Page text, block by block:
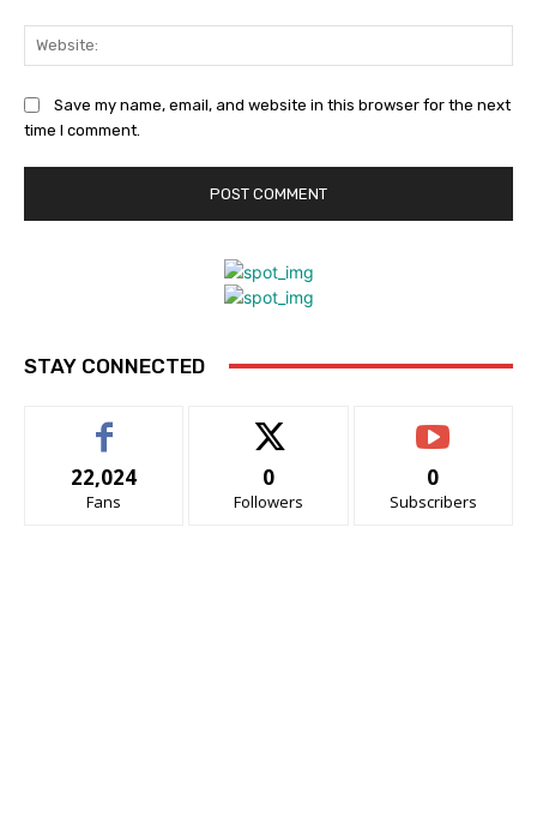
Save my name, email, and website in this browser for the next
time I comment.
STAY CONNECTED
22,024
Fans
0
Followers
0
Subscribers